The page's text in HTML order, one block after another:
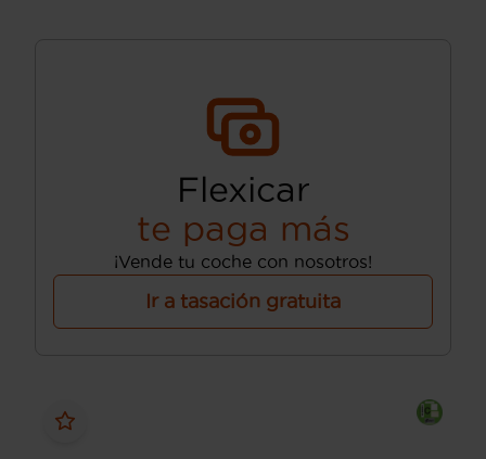
Flexicar
te paga más
¡Vende tu coche con nosotros!
Ir a tasación gratuita